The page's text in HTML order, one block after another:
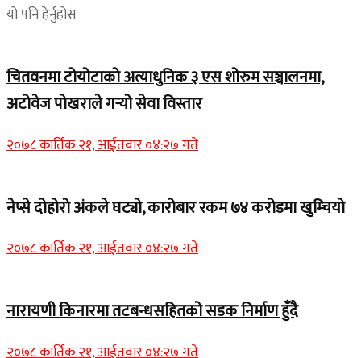
यो पनि हेर्नुहोस
चितवनमा टोयोटाको अत्याधुनिक ३ एस शोरुम सञ्चालनमा,
अटोवेज पोखराले गर्‍यो सेवा विस्तार
२०७८ कार्तिक २१, आईतवार ०४:२७ गते
नेप्से दोहोरो अंकले घट्यो, कारोबार रकम ७४ करोडमा खुम्चियो
२०७८ कार्तिक २१, आईतवार ०४:२७ गते
नारायणी किनारमा तटबन्धसहितको सडक निर्माण हुँदै
२०७८ कार्तिक २१, आईतवार ०४:२७ गते